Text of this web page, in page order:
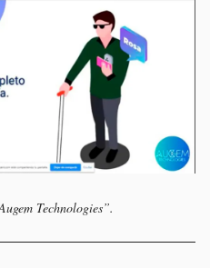
Technologies”.